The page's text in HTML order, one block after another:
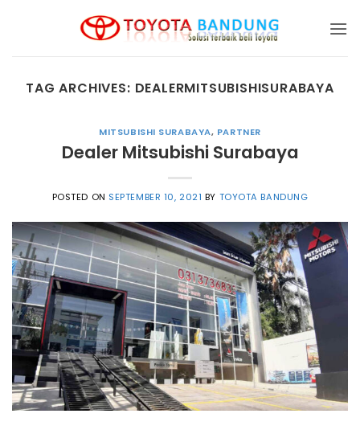
TAG ARCHIVES: DEALERMITSUBISHISURABAYA
MITSUBISHI SURABAYA, PARTNER
Dealer Mitsubishi Surabaya
POSTED ON SEPTEMBER 10, 2021 BY TOYOTA BANDUNG